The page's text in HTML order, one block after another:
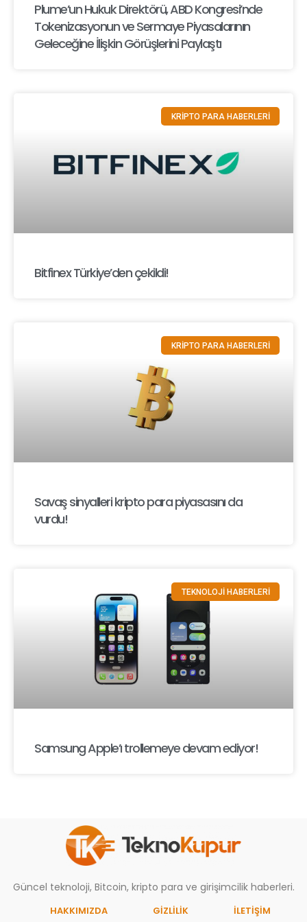
Plume’un Hukuk Direktörü, ABD Kongresi’nde
Tokenizasyonun ve Sermaye Piyasalarının
Geleceğine İlişkin Görüşlerini Paylaştı
KRİPTO PARA HABERLERİ
Bitfinex Türkiye’den çekildi!
KRİPTO PARA HABERLERİ
Savaş sinyalleri kripto para piyasasını da
vurdu!
TEKNOLOJİ HABERLERİ
Samsung Apple’ı trollemeye devam ediyor!
Güncel teknoloji, Bitcoin, kripto para ve girişimcilik haberleri.
HAKKIMIZDA GIZLILIK İLETİŞİM